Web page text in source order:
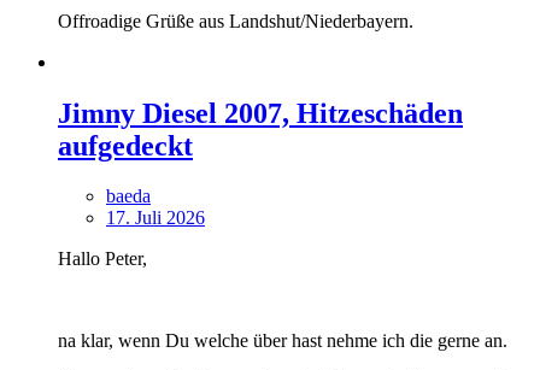
Offroadige Grüße aus Landshut/Niederbayern.
Jimny Diesel 2007, Hitzeschäden
aufgedeckt
baeda
17. Juli 2026
Hallo Peter,
na klar, wenn Du welche über hast nehme ich die gerne an.